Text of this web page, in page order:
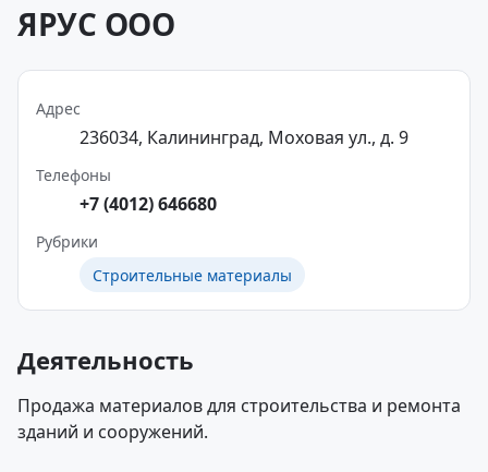
ЯРУС ООО
Адрес
236034, Калининград, Моховая ул., д. 9
Телефоны
+7 (4012) 646680
Рубрики
Строительные материалы
Деятельность
Продажа материалов для строительства и ремонта
зданий и сооружений.